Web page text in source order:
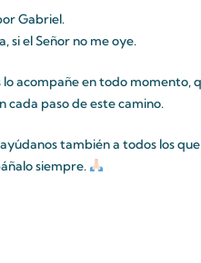
Gabriel.
si el Señor no me oye.
acompañe en todo momento,
cada paso de este camino.
también a todos los
siempre.